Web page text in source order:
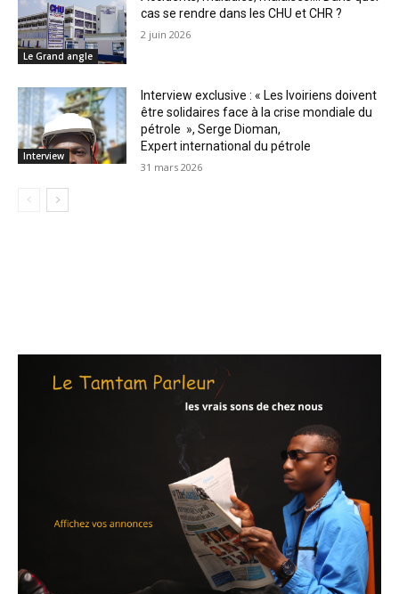
Le Grand angle
cas se rendre dans les CHU et CHR ?
2 juin 2026
Interview
Interview exclusive : « Les Ivoiriens doivent
être solidaires face à la crise mondiale du
pétrole », Serge Dioman,
Expert international du pétrole
31 mars 2026